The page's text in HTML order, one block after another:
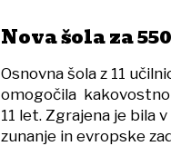
Nova šola za
Osnovna šola z 11
omogočila
11 let. Zgrajena je bila
zunanje in evropske